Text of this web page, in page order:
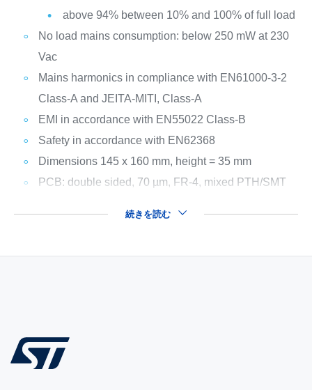
above 94% between 10% and 100% of full load
No load mains consumption: below 250 mW at 230
Vac
Mains harmonics in compliance with EN61000-3-2
Class-A and JEITA-MITI, Class-A
EMI in accordance with EN55022 Class-B
Safety in accordance with EN62368
Dimensions 145 x 160 mm, height = 35 mm
PCB: double sided, 70 µm, FR-4, mixed PTH/SMT
続きを読む